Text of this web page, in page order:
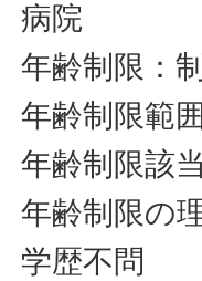
病院
年齢制限：
年齢制限範
年齢制限該
年齢制限の
学歴不問